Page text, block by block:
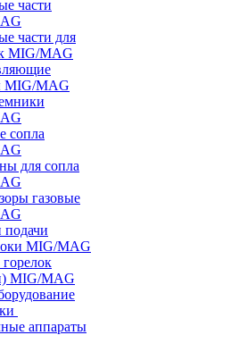
части
части для
MIG/MAG
MIG/MAG
сопла
для сопла
газовые
подачи
MIG/MAG
MIG/MAG
аппараты